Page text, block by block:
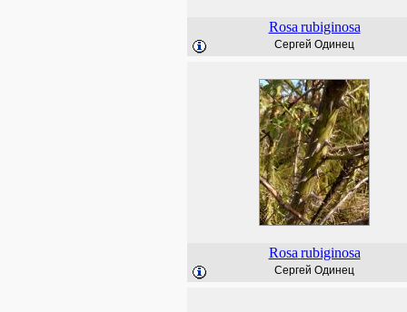
Rosa rubiginosa
Сергей Одинец
Rosa rubiginosa
Сергей Одинец